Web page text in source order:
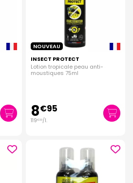
NOUVEAU
INSECT PROTECT
Lotion tropicale peau anti-
moustiques 75ml
8€95
119€33/l.